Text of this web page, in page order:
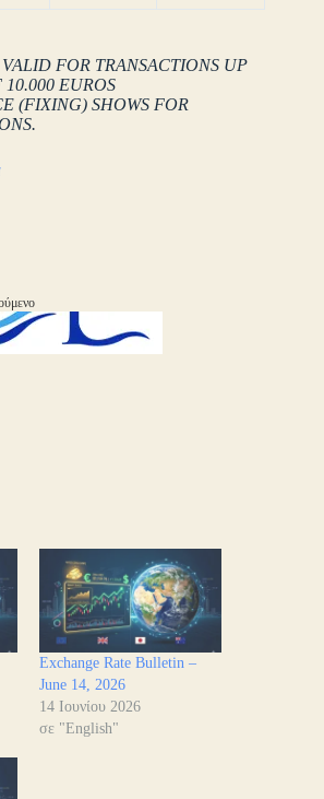
FOR TRANSACTIONS UP
EUROS
(FIXING) SHOWS FOR
Exchange Rate Bulletin –
June 14, 2026
14 Ιουνίου 2026
σε "English"